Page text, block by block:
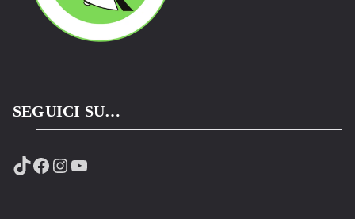
SEGUICI SU…
TikTok
Facebook
Instagram
YouTube